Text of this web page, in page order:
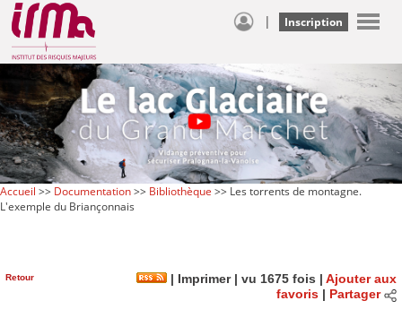
| Inscription
Accueil >> Documentation>> Bibliothèque >> Les torrents de montagne.
L'exemple du Briançonnais
Retour | Imprimer| vu 1675 fois | Ajouter aux
favoris| Partager